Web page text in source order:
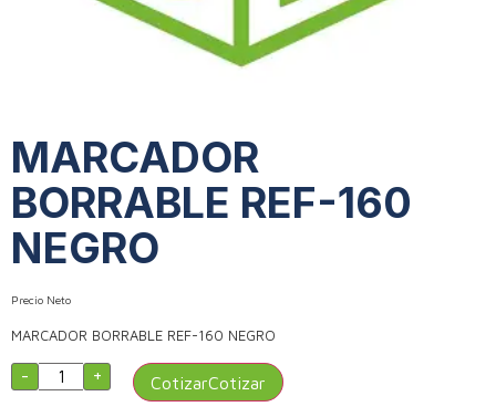
MARCADOR
BORRABLE REF-160
NEGRO
Precio Neto
MARCADOR BORRABLE REF-160 NEGRO
- + Cotizar